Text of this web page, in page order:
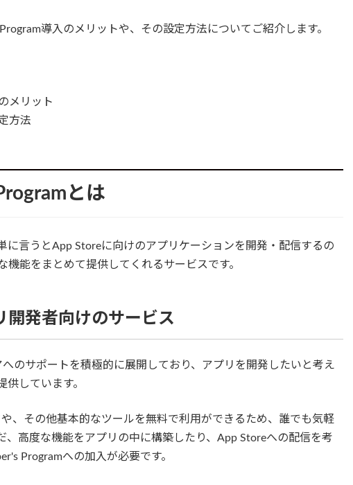
導入のメリットや、その設定方法についてご紹介します。
メリット
方法
とは
に言うとApp Storeに向けのアプリケーションを開発・配信するの
機能をまとめて提供してくれるサービスです。
発者向けのサービス
のサポートを積極的に展開しており、アプリを開発したいと考え
供しています。
、その他基本的なツールを無料で利用ができるため、誰でも気軽
、高度な機能をアプリの中に構築したり、App Storeへの配信を考
Programへの加入が必要です。